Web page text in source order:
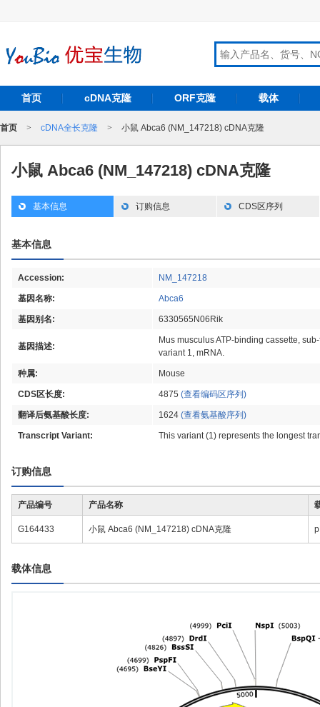
首页 cDNA克隆 ORF克隆 载体
首页 > cDNA全长克隆 > 小鼠 Abca6 (NM_147218) cDNA克隆
小鼠 Abca6 (NM_147218) cDNA克隆
基本信息 订购信息 CDS区序列
基本信息
Accession: NM_147218
基因名称: Abca6
基因别名: 6330565N06Rik
基因描述:
Mus musculus ATP-binding cassette,
variant 1, mRNA.
种属: Mouse
CDS区长度: 4875 (查看编码区序列)
翻译后氨基酸长度: 1624 (查看氨基酸序列)
Transcript Variant: This variant (1) represents the longest
订购信息
产品编号 产品名称
G164433 小鼠 Abca6 (NM_147218) cDNA克隆
载体信息